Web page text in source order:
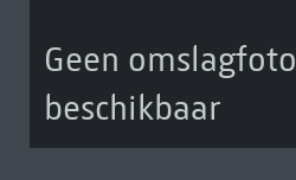
Geen omslagfoto
beschikbaar